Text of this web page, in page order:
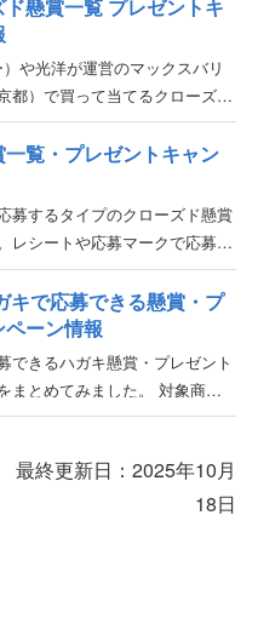
懸賞一覧 プレゼントキ
や光洋が運営のマックスバリ
都）で買って当てるクローズド
ャンペーン情報の一覧です。
賞一覧 光洋の店舗数情報 光洋
覧・プレゼントキャン
募するタイプのクローズド懸賞
レシートや応募マークで応募で
の全国版の懸賞から、スーパー
懸賞まで随時更新中。
キで応募できる懸賞・プ
ーン情報
できるハガキ懸賞・プレゼント
まとめてみました。 対象商品
クローズド懸賞から、誰でも応
最終更新日：2025年10月
18日